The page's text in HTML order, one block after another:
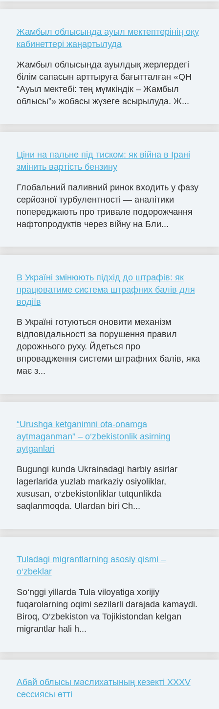
Жамбыл облысында ауыл мектептерінің оқу
кабинеттері жаңартылуда
Жамбыл облысында ауылдық жерлердегі
білім сапасын арттыруға бағытталған «QH
“Ауыл мектебі: тең мүмкіндік – Жамбыл
облысы”» жобасы жүзеге асырылуда. Ж...
Ціни на пальне під тиском: як війна в Ірані
змінить вартість бензину
Глобальний паливний ринок входить у фазу
серйозної турбулентності — аналітики
попереджають про тривале подорожчання
нафтопродуктів через війну на Бли...
В Україні змінюють підхід до штрафів: як
працюватиме система штрафних балів для
водіїв
В Україні готуються оновити механізм
відповідальності за порушення правил
дорожнього руху. Йдеться про
впровадження системи штрафних балів, яка
має з...
“Urushga ketganimni ota-onamga
aytmaganman” – o‘zbekistonlik asirning
aytganlari
Bugungi kunda Ukrainadagi harbiy asirlar
lagerlarida yuzlab markaziy osiyoliklar,
xususan, o‘zbekistonliklar tutqunlikda
saqlanmoqda. Ulardan biri Ch...
Tuladagi migrantlarning asosiy qismi –
o‘zbeklar
So‘nggi yillarda Tula viloyatiga xorijiy
fuqarolarning oqimi sezilarli darajada kamaydi.
Biroq, O‘zbekiston va Tojikistondan kelgan
migrantlar hali h...
Абай облысы мәслихатының кезекті ХХХV
сессиясы өтті